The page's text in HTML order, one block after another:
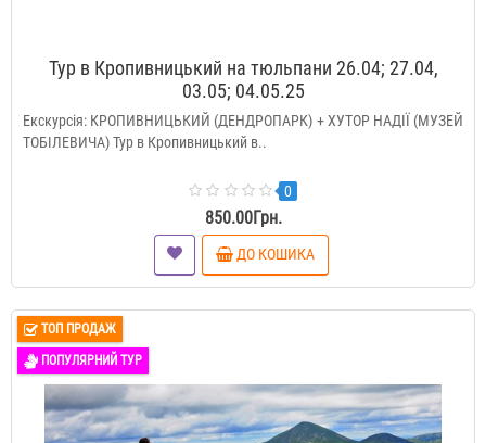
Тур в Кропивницький на тюльпани 26.04; 27.04,
03.05; 04.05.25
Екскурсія: КРОПИВНИЦЬКИЙ (ДЕНДРОПАРК) + ХУТОР НАДІЇ (МУЗЕЙ
ТОБІЛЕВИЧА) Тур в Кропивницький в..
0
850.00Грн.
ДО КОШИКА
ТОП ПРОДАЖ
ПОПУЛЯРНИЙ ТУР